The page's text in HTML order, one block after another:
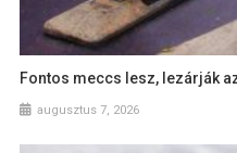
Fontos meccs lesz, lezárják
augusztus 7, 2026